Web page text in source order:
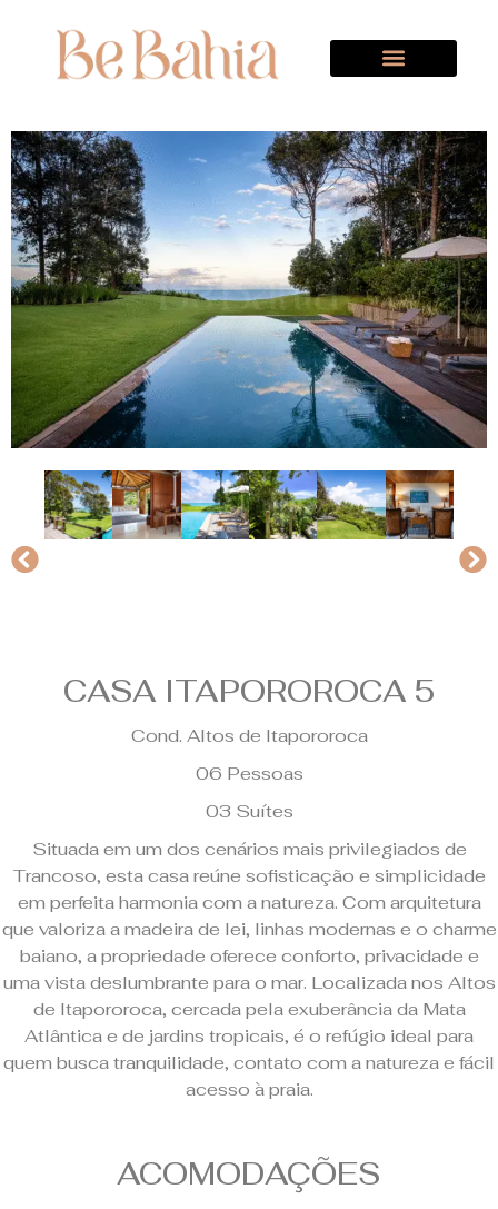
CASA ITAPOROROCA 5
Cond. Altos de Itapororoca
06 Pessoas
03 Suítes
Situada em um dos cenários mais privilegiados de
Trancoso, esta casa reúne sofisticação e simplicidade
em perfeita harmonia com a natureza. Com arquitetura
que valoriza a madeira de lei, linhas modernas e o charme
baiano, a propriedade oferece conforto, privacidade e
uma vista deslumbrante para o mar. Localizada nos Altos
de Itapororoca, cercada pela exuberância da Mata
Atlântica e de jardins tropicais, é o refúgio ideal para
quem busca tranquilidade, contato com a natureza e fácil
acesso à praia.
ACOMODAÇÕES